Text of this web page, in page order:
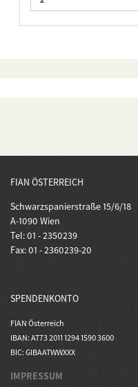
FIAN ÖSTERREICH
Schwarzspanierstraße 15/6/18
A-1090 Wien
Tel: 01 - 2350239
Fax: 01 - 2360239-20
SPENDENKONTO
FIAN Österreich
IBAN: AT73 2011 1294 1590 3600
BIC: GIBAATWWXXX
IMPRESSUM